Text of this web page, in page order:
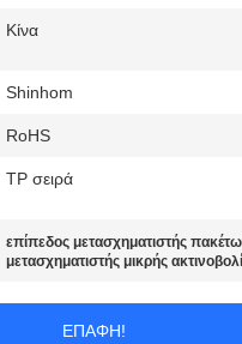
Κίνα
Shinhom
RoHS
TP σειρά
επίπεδος μετασχηματιστής
μετασχηματιστής μικρής
ΕΠΑΦΉ!